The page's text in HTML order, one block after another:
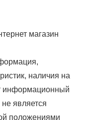
магазин
наличия на
информационный
является
положениями